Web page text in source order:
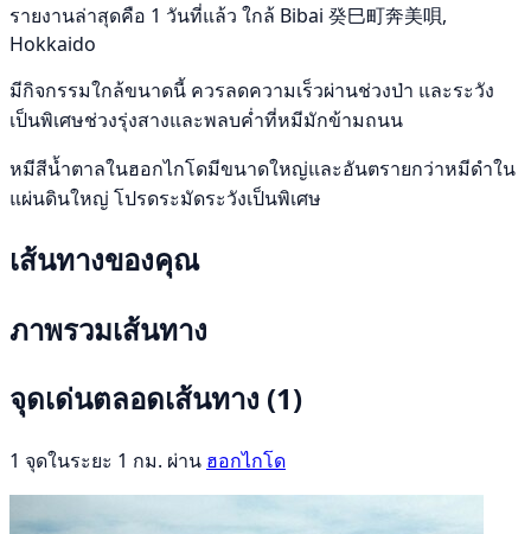
รายงานล่าสุดคือ 1 วันที่แล้ว ใกล้ Bibai 癸巳町奔美唄,
Hokkaido
มีกิจกรรมใกล้ขนาดนี้ ควรลดความเร็วผ่านช่วงป่า และระวัง
เป็นพิเศษช่วงรุ่งสางและพลบค่ำที่หมีมักข้ามถนน
หมีสีน้ำตาลในฮอกไกโดมีขนาดใหญ่และอันตรายกว่าหมีดำใน
แผ่นดินใหญ่ โปรดระมัดระวังเป็นพิเศษ
เส้นทางของคุณ
ภาพรวมเส้นทาง
จุดเด่นตลอดเส้นทาง (1)
1 จุดในระยะ 1 กม. ผ่าน ฮอกไกโด